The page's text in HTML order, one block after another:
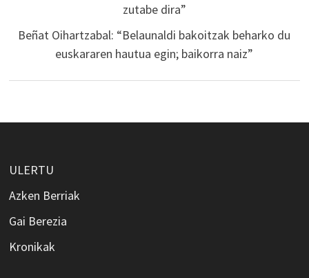
zutabe dira”
Beñat Oihartzabal: “Belaunaldi bakoitzak beharko du
euskararen hautua egin; baikorra naiz”
ULERTU
Azken Berriak
Gai Berezia
Kronikak